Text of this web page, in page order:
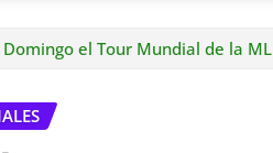
el Tour Mundial de la